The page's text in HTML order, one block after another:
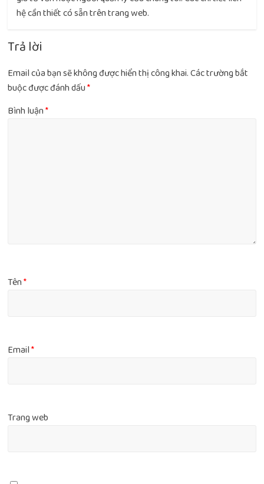
hệ cần thiết có sẵn trên trang web.
Trả lời
Email của bạn sẽ không được hiển thị công khai.Các trường bắt
buộc được đánh dấu*
Bình luận*
Tên*
Email*
Trang web